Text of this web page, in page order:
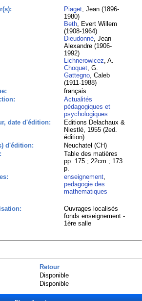
Piaget, Jean (1896-
1980)
Beth, Evert Willem
(1908-1964)
Dieudonné, Jean
Alexandre (1906-
1992)
Lichnerowicez, A.
Choquet, G.
Gattegno, Caleb
(1911-1988)
français
Actualités
pédagogiques et
psychologiques
date d'édition:
Editions Delachaux &
Niestlé, 1955 (2ed.
édition)
d'édition:
Neuchatel (CH)
Table des matières
pp. 175 ; 22cm ; 173
p.
enseignement,
pedagogie des
mathematiques
Ouvrages localisés
fonds enseignement -
1ère salle
Retour
Disponible
Disponible